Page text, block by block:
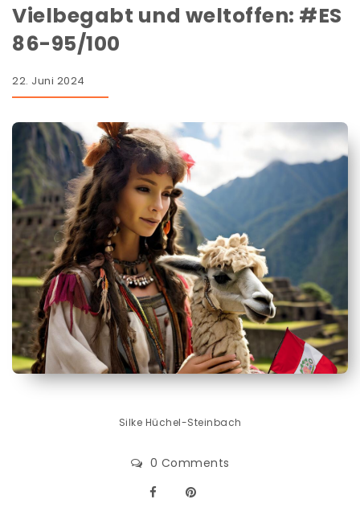
Vielbegabt und weltoffen: #ES
86-95/100
22. Juni 2024
Silke Hüchel-Steinbach
0 Comments